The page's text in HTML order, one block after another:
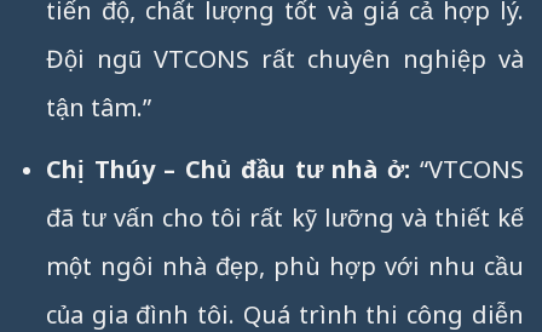
tiến độ, chất lượng tốt và giá cả hợp lý.
Đội ngũ VTCONS rất chuyên nghiệp và
tận tâm.”
Chị Thúy – Chủ đầu tư nhà ở: “VTCONS
đã tư vấn cho tôi rất kỹ lưỡng và thiết kế
một ngôi nhà đẹp, phù hợp với nhu cầu
của gia đình tôi. Quá trình thi công diễn